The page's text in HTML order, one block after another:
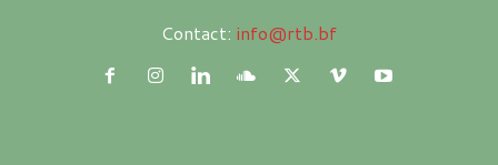
Contact: info@rtb.bf